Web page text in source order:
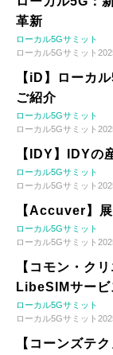
革新
ローカル5Gサミット
ローカル5Gサミット
【iD】ローカ
ご紹介
ローカル5Gサミット
ローカル5Gサミット
【IDY】IDYの
ローカル5Gサミット
ローカル5Gサミット
【Accuver】
ローカル5Gサミット
ローカル5Gサミット
【コモン・ク
LibeSIMサービ
ローカル5Gサミット
ローカル5Gサミット
【コーンズテ